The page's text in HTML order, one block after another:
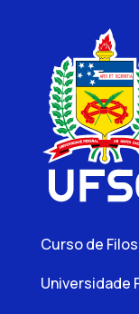
Curso de
Universidade